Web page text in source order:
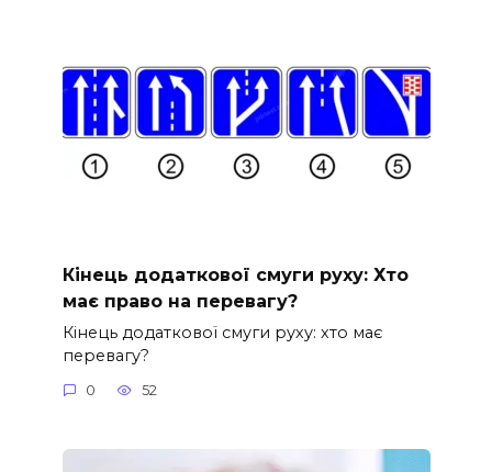
Кінець додаткової смуги руху: Хто
має право на перевагу?
Кінець додаткової смуги руху: хто має
перевагу?
0 52